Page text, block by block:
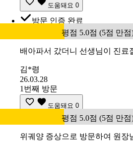
도움돼요 0
방문 인증 완료
평점 5.0점 (5점 만점
배아파서 갔더니 선생님이 진료
김*령
26.03.28
1번째 방문
도움돼요 0
평점 5.0점 (5점 만점
위궤양 증상으로 방문하여 원장